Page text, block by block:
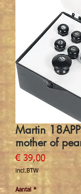
Martin
mother of
€ 39,00Prijs
incl.BTW
Aantal *